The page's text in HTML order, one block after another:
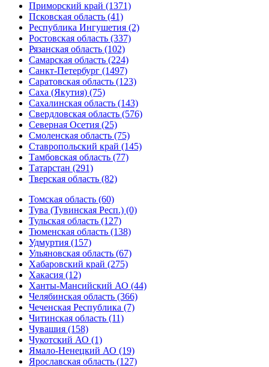
Приморский край (1371)
Псковская область (41)
Республика Ингушетия (2)
Ростовская область (337)
Рязанская область (102)
Самарская область (224)
Санкт-Петербург (1497)
Саратовская область (123)
Саха (Якутия) (75)
Сахалинская область (143)
Свердловская область (576)
Северная Осетия (25)
Смоленская область (75)
Ставропольский край (145)
Тамбовская область (77)
Татарстан (291)
Тверская область (82)
Томская область (60)
Тува (Тувинская Респ.) (0)
Тульская область (127)
Тюменская область (138)
Удмуртия (157)
Ульяновская область (67)
Хабаровский край (275)
Хакасия (12)
Ханты-Мансийский АО (44)
Челябинская область (366)
Чеченская Республика (7)
Читинская область (11)
Чувашия (158)
Чукотский АО (1)
Ямало-Ненецкий АО (19)
Ярославская область (127)